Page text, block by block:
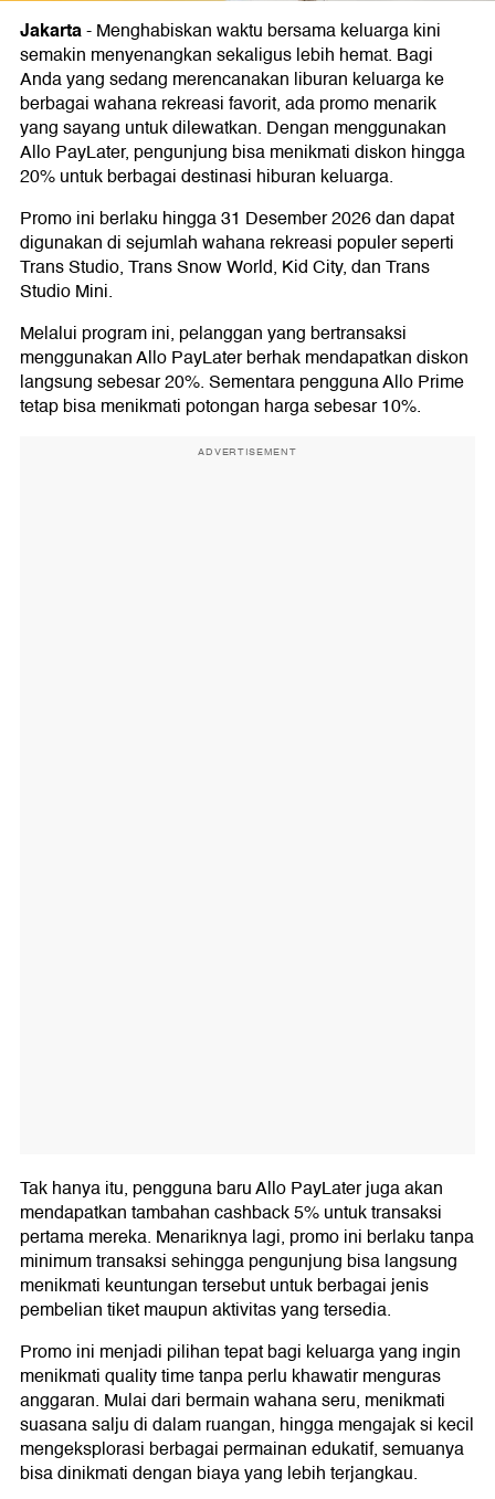
Jakarta-Menghabiskan waktu bersama keluarga kini
semakin menyenangkan sekaligus lebih hemat. Bagi
Anda yang sedang merencanakan liburan keluarga ke
berbagai wahana rekreasi favorit, ada promo menarik
yang sayang untuk dilewatkan. Dengan menggunakan
Allo PayLater, pengunjung bisa menikmati diskon hingga
20% untuk berbagai destinasi hiburan keluarga.
Promo ini berlaku hingga 31 Desember 2026 dan dapat
digunakan di sejumlah wahana rekreasi populer seperti
Trans Studio, Trans Snow World, Kid City, dan Trans
Studio Mini.
Melalui program ini, pelanggan yang bertransaksi
menggunakan Allo PayLater berhak mendapatkan diskon
langsung sebesar 20%. Sementara pengguna Allo Prime
tetap bisa menikmati potongan harga sebesar 10%.
ADVERTISEMENT
Tak hanya itu, pengguna baru Allo PayLater juga akan
mendapatkan tambahan cashback 5% untuk transaksi
pertama mereka. Menariknya lagi, promo ini berlaku tanpa
minimum transaksi sehingga pengunjung bisa langsung
menikmati keuntungan tersebut untuk berbagai jenis
pembelian tiket maupun aktivitas yang tersedia.
Promo ini menjadi pilihan tepat bagi keluarga yang ingin
menikmati quality time tanpa perlu khawatir menguras
anggaran. Mulai dari bermain wahana seru, menikmati
suasana salju di dalam ruangan, hingga mengajak si kecil
mengeksplorasi berbagai permainan edukatif, semuanya
bisa dinikmati dengan biaya yang lebih terjangkau.